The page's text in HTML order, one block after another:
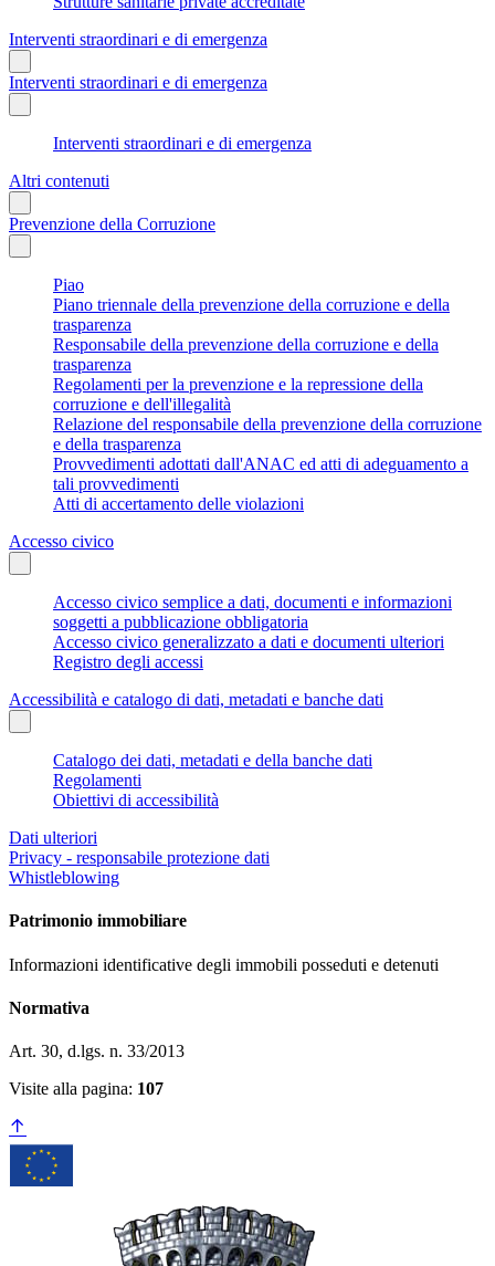
Interventi straordinari e di emergenza
Interventi straordinari e di emergenza
Interventi straordinari e di emergenza
Altri contenuti
Prevenzione della Corruzione
Piao
Piano triennale della prevenzione della corruzione e della
trasparenza
Responsabile della prevenzione della corruzione e della
trasparenza
Regolamenti per la prevenzione e la repressione della
corruzione e dell'illegalità
Relazione del responsabile della prevenzione della corruzione
e della trasparenza
Provvedimenti adottati dall'ANAC ed atti di adeguamento a
tali provvedimenti
Atti di accertamento delle violazioni
Accesso civico
Accesso civico semplice a dati, documenti e informazioni
soggetti a pubblicazione obbligatoria
Accesso civico generalizzato a dati e documenti ulteriori
Registro degli accessi
Accessibilità e catalogo di dati, metadati e banche dati
Catalogo dei dati, metadati e della banche dati
Regolamenti
Obiettivi di accessibilità
Dati ulteriori
Privacy - responsabile protezione dati
Whistleblowing
Patrimonio immobiliare
Informazioni identificative degli immobili posseduti e detenuti
Normativa
Art. 30, d.lgs. n. 33/2013
Visite alla pagina: 107